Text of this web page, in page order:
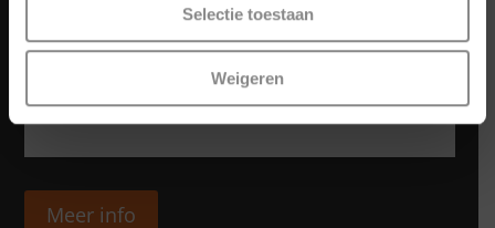
Selectie toestaan
Weigeren
Meer info